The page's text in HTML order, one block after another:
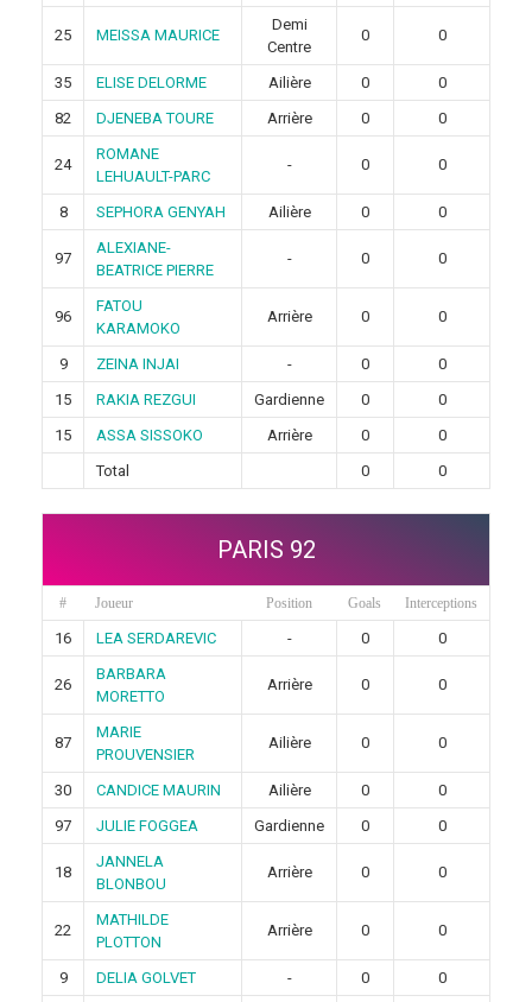
25 MEISSA MAURICE
Demi
Centre
0 0
35 ELISE DELORME Ailière 0
0
82
DJENEBA TOURE Arrière 0 0
24
ROMANE
LEHUAULT-PARC
- 0 0
8 SEPHORA GENYAH Ailière 0 0
97
ALEXIANE-
BEATRICE PIERRE
- 0 0
96
FATOU
KARAMOKO
Arrière 0 0
9 ZEINA INJAI - 0
0
15
RAKIA REZGUI Gardienne 0
0
15
ASSA SISSOKO Arrière 0
0
Total
0 0
PARIS 92
# Joueur Position Goals Interceptions
16 LEA SERDAREVIC - 0 0
26
BARBARA
MORETTO
Arrière 0 0
87
MARIE
PROUVENSIER
Ailière 0 0
30 CANDICE MAURIN Ailière 0
0
97
JULIE FOGGEA Gardienne 0 0
18
JANNELA
BLONBOU
Arrière 0 0
22
MATHILDE
PLOTTON
Arrière 0 0
9 DELIA GOLVET - 0 0